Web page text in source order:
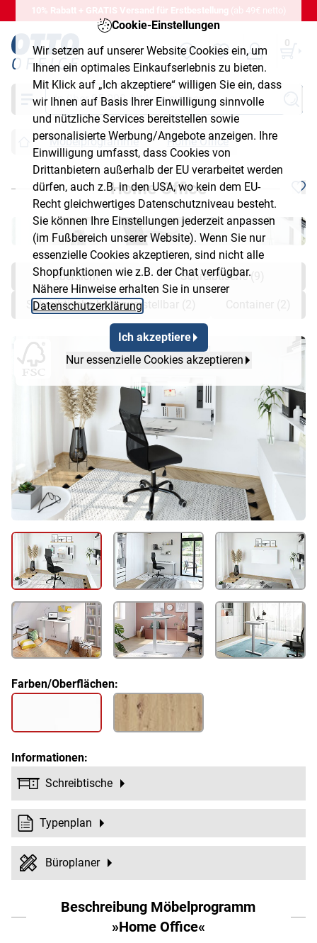
Cookie-Einstellungen
Wir setzen auf unserer Website Cookies ein, um
Ihnen ein optimales Einkaufserlebnis zu bieten.
Mit Klick auf „Ich akzeptiere“ willigen Sie ein, dass
wir Ihnen auf Basis Ihrer Einwilligung sinnvolle
und nützliche Services bereitstellen sowie
personalisierte Werbung/Angebote anzeigen. Ihre
Einwilligung umfasst, dass Cookies von
Drittanbietern außerhalb der EU verarbeitet werden
dürfen, auch z.B. in den USA, wo kein dem EU-
Recht gleichwertiges Datenschutzniveau besteht.
Sie können Ihre Einstellungen jederzeit anpassen
(im Fußbereich unserer Website). Wenn Sie nur
essenzielle Cookies akzeptieren, sind nicht alle
Shopfunktionen wie z.B. der Chat verfügbar.
Nähere Hinweise erhalten Sie in unserer
Datenschutzerklärung
Ich akzeptiere
Nur essenzielle Cookies akzeptieren
10% Rabatt + GRATIS Versand für Erstbestellung (ab 49€ netto)
0
Suche
Möbelprogramme Home Office
Home Office
Übersicht Schreibtische (9)
Schreibtische höhenverstellbar (2)
Farben/Oberflächen:
Informationen:
Schreibtische
Typenplan
Büroplaner
Beschreibung Möbelprogramm
»Home Office«